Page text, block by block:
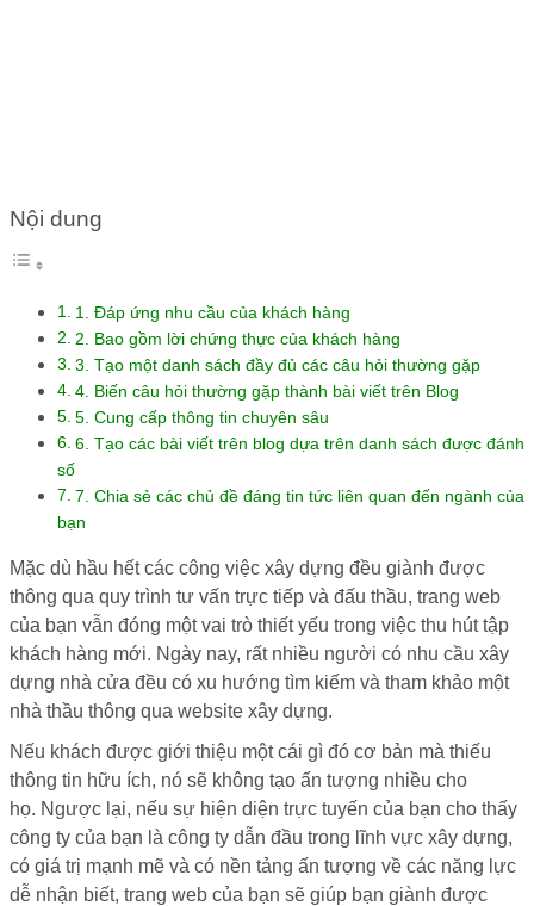
Nội dung
1. Đáp ứng nhu cầu của khách hàng
2. Bao gồm lời chứng thực của khách hàng
3. Tạo một danh sách đầy đủ các câu hỏi thường gặp
4. Biến câu hỏi thường gặp thành bài viết trên Blog
5. Cung cấp thông tin chuyên sâu
6. Tạo các bài viết trên blog dựa trên danh sách được đánh
số
7. Chia sẻ các chủ đề đáng tin tức liên quan đến ngành của
bạn
Mặc dù hầu hết các công việc xây dựng đều giành được
thông qua quy trình tư vấn trực tiếp và đấu thầu, trang web
của bạn vẫn đóng một vai trò thiết yếu trong việc thu hút tập
khách hàng mới. Ngày nay, rất nhiều người có nhu cầu xây
dựng nhà cửa đều có xu hướng tìm kiếm và tham khảo một
nhà thầu thông qua website xây dựng.
Nếu khách được giới thiệu một cái gì đó cơ bản mà thiếu
thông tin hữu ích, nó sẽ không tạo ấn tượng nhiều cho
họ. Ngược lại, nếu sự hiện diện trực tuyến của bạn cho thấy
công ty của bạn là công ty dẫn đầu trong lĩnh vực xây dựng,
có giá trị mạnh mẽ và có nền tảng ấn tượng về các năng lực
dễ nhận biết, trang web của bạn sẽ giúp bạn giành được